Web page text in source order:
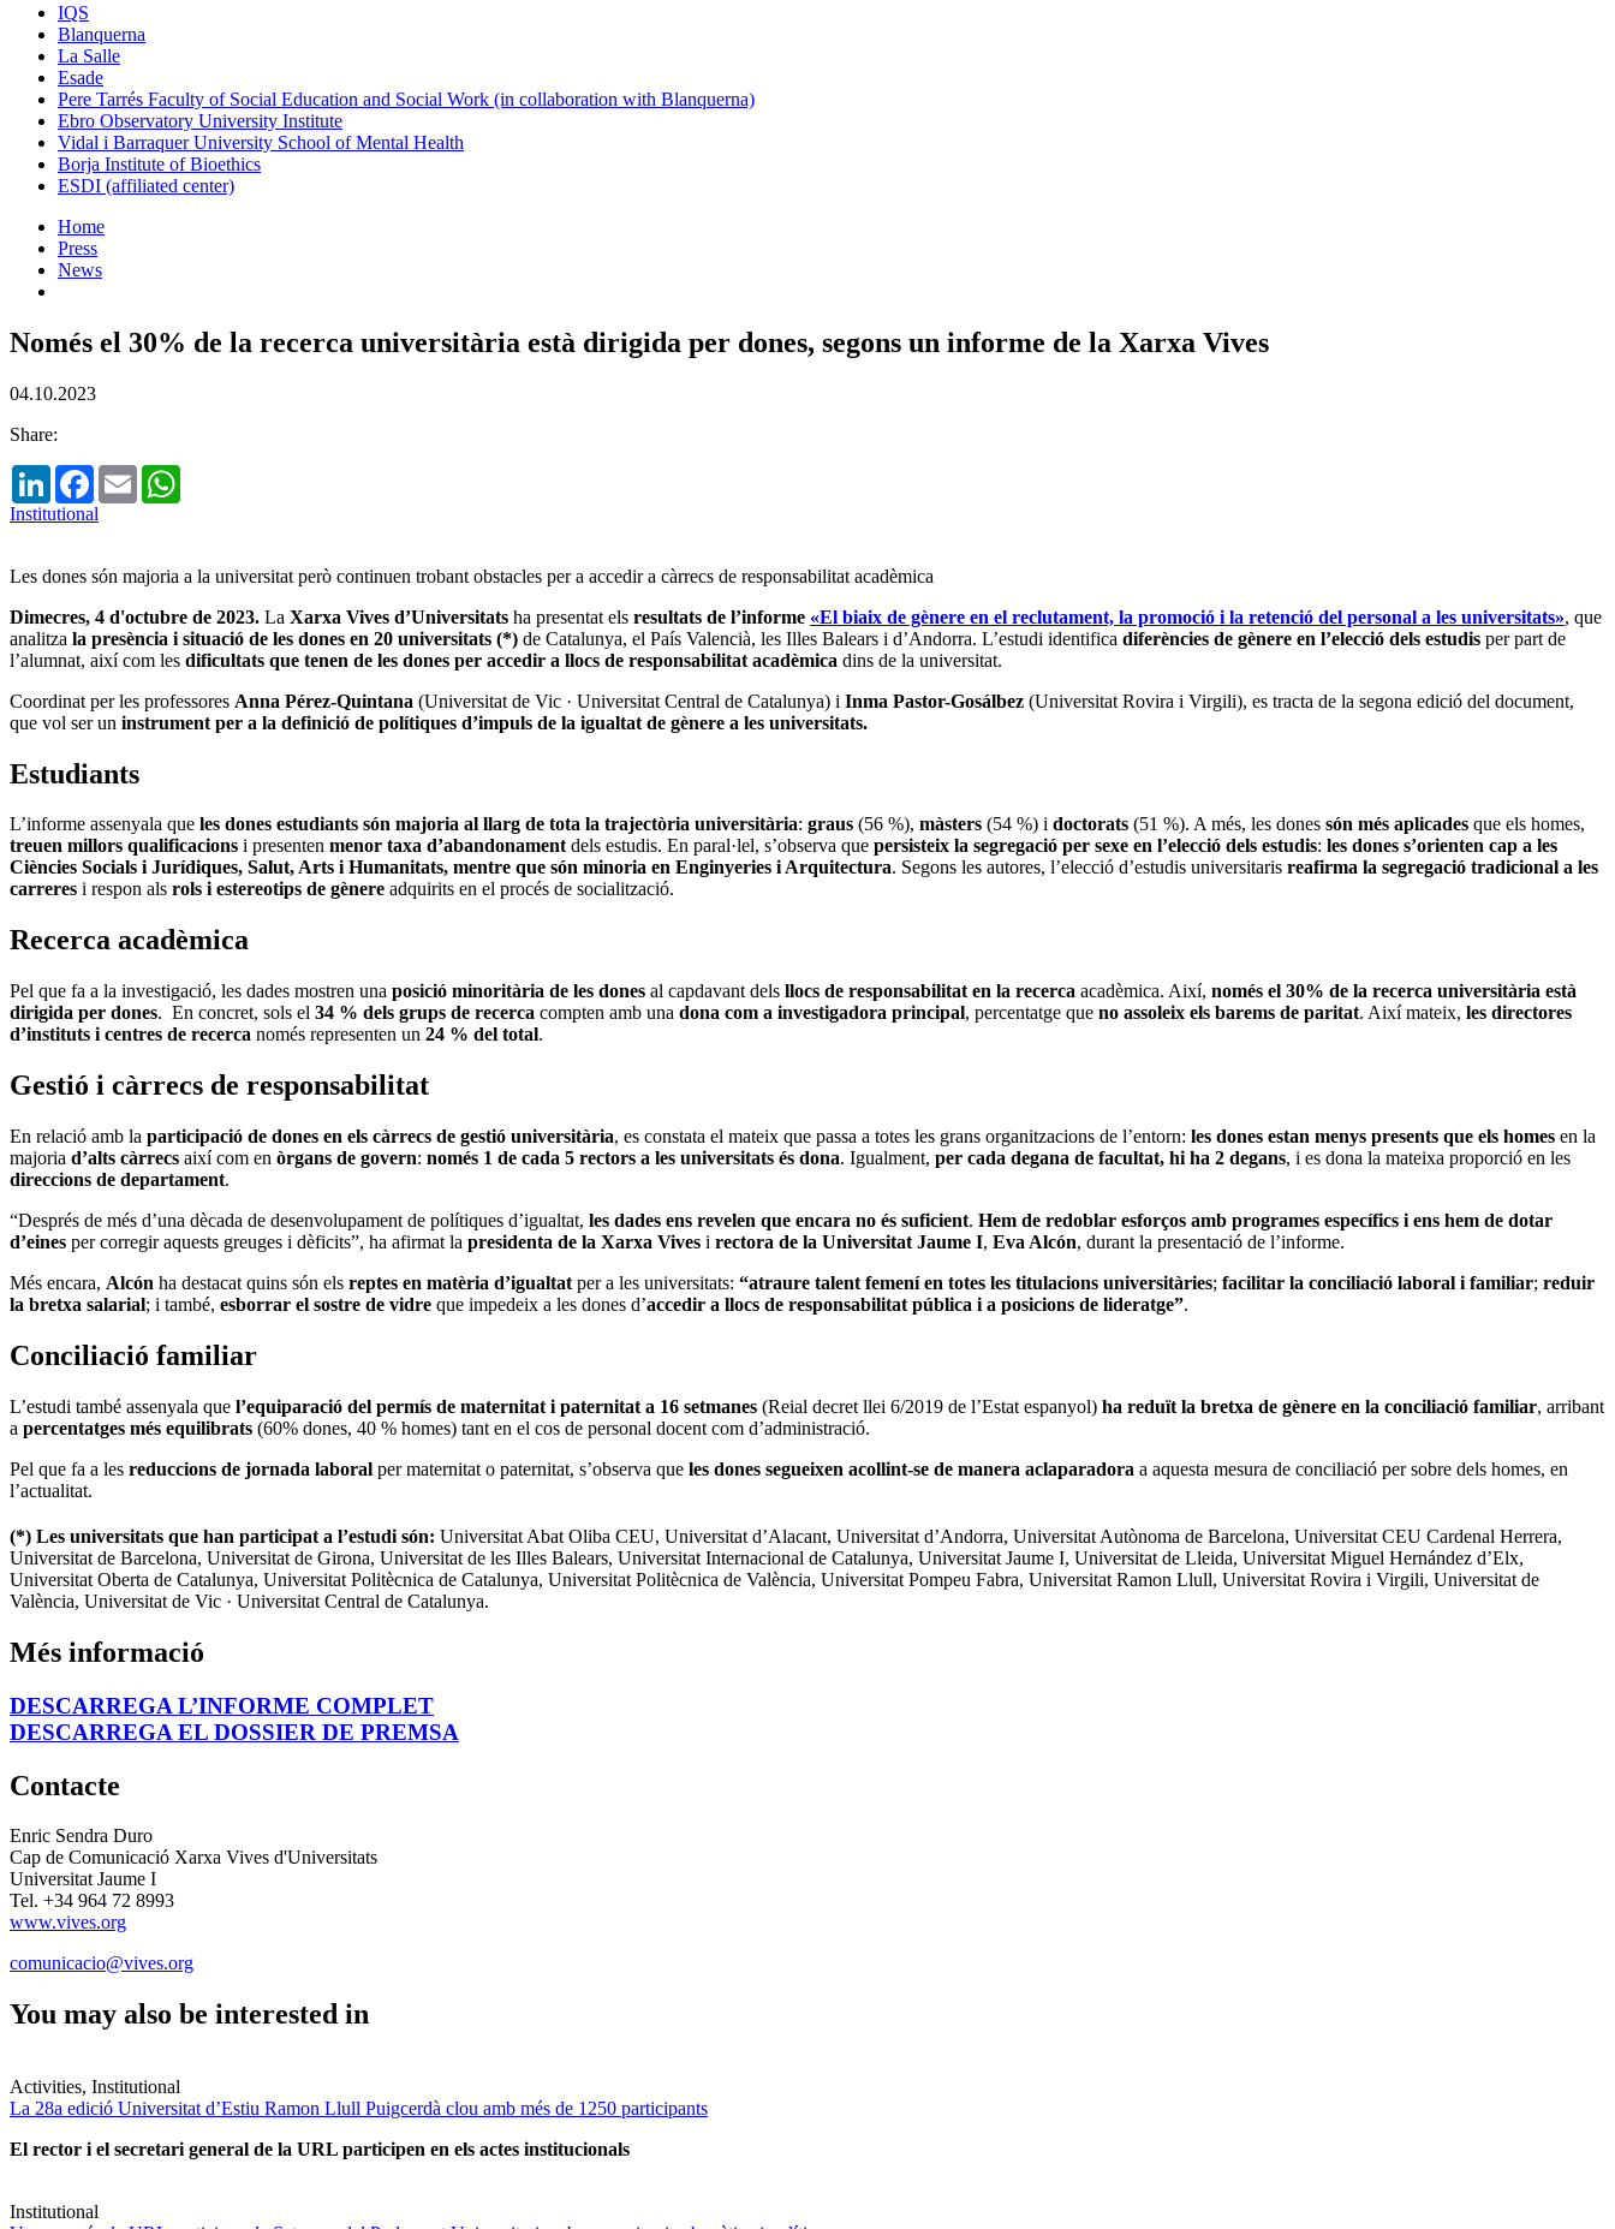
IQS
Blanquerna
La Salle
Esade
Pere Tarrés Faculty of Social Education and Social Work (in collaboration with Blanquerna)
Ebro Observatory University Institute
Vidal i Barraquer University School of Mental Health
Borja Institute of Bioethics
ESDI (affiliated center)
Home
Press
News
Només el 30% de la recerca universitària està dirigida per dones, segons un informe de la Xarxa Vives
04.10.2023
Share:
LinkedInFacebook
Email
Institutional
Les dones són majoria a la universitat però continuen trobant obstacles per a accedir a càrrecs de responsabilitat acadèmica
Dimecres, 4 d'octubre de 2023. La Xarxa Vives d’Universitats ha presentat els resultats de l’informe «El biaix de gènere en el reclutament, la promoció i la retenció del personal a les universitats», que
analitza la presència i situació de les dones en 20 universitats (*) de Catalunya, el País Valencià, les Illes Balears i d’Andorra. L’estudi identifica diferències de gènere en l’elecció dels estudis per part de
l’alumnat, així com les dificultats que tenen de les dones per accedir a llocs de responsabilitat acadèmica dins de la universitat.
Coordinat per les professores Anna Pérez-Quintana (Universitat de Vic · Universitat Central de Catalunya) i Inma Pastor-Gosálbez (Universitat Rovira i Virgili), es tracta de la segona edició del document,
que vol ser un instrument per a la definició de polítiques d’impuls de la igualtat de gènere a les universitats.
Estudiants
L’informe assenyala que les dones estudiants són majoria al llarg de tota la trajectòria universitària: graus (56 %), màsters (54 %) i doctorats (51 %). A més, les dones són més aplicades que els homes,
treuen millors qualificacions i presenten menor taxa d’abandonamentdels estudis. En paral·lel, s’observa que persisteix la segregació per sexe en l’elecció dels estudis: les dones s’orienten cap a les
Ciències Socials i Jurídiques, Salut, Arts i Humanitats, mentre que són minoria en Enginyeries i Arquitectura. Segons les autores, l’elecció d’estudis universitaris reafirma la segregació tradicional a les
carreres i respon als rols i estereotips de gènere adquirits en el procés de socialització.
Recerca acadèmica
Pel que fa a la investigació, les dades mostren una posició minoritària de les dones al capdavant dels llocs de responsabilitat en la recerca acadèmica. Així, només el 30% de la recerca universitària està
dirigida per dones. En concret, sols el 34 % dels grups de recerca compten amb una dona com a investigadora principal, percentatge que no assoleix els barems de paritat. Així mateix, les directores
d’instituts i centres de recerca només representen un 24 % del total.
Gestió i càrrecs de responsabilitat
En relació amb la participació de dones en els càrrecs de gestió universitària, es constata el mateix que passa a totes les grans organitzacions de l’entorn: les dones estan menys presents que els homes en la
majoria d’alts càrrecs així com en òrgans de govern: només 1 de cada 5 rectors a les universitats és dona. Igualment, per cada degana de facultat, hi ha 2 degans, i es dona la mateixa proporció en les
direccions de departament.
“Després de més d’una dècada de desenvolupament de polítiques d’igualtat, les dades ens revelen que encara no és suficient. Hem de redoblar esforços amb programes específics i ens hem de dotar
d’eines per corregir aquests greuges i dèficits”, ha afirmat la presidenta de la Xarxa Vives i rectora de la Universitat Jaume I, Eva Alcón, durant la presentació de l’informe.
Més encara, Alcón ha destacat quins són els reptes en matèria d’igualtat per a les universitats: “atraure talent femení en totes les titulacions universitàries; facilitar la conciliació laboral i familiar; reduir
la bretxa salarial; i també, esborrar el sostre de vidre que impedeix a les dones d’accedir a llocs de responsabilitat pública i a posicions de lideratge”.
Conciliació familiar
L’estudi també assenyala que l’equiparació del permís de maternitat i paternitat a 16 setmanes (Reial decret llei 6/2019 de l’Estat espanyol) ha reduït la bretxa de gènere en la conciliació familiar, arribant
a percentatges més equilibrats (60% dones, 40 % homes) tant en el cos de personal docent com d’administració.
Pel que fa a les reduccions de jornada laboral per maternitat o paternitat, s’observa que les dones segueixen acollint-se de manera aclaparadora a aquesta mesura de conciliació per sobre dels homes, en
l’actualitat.
(*) Les universitats que han participat a l’estudi són: Universitat Abat Oliba CEU, Universitat d’Alacant, Universitat d’Andorra, Universitat Autònoma de Barcelona, Universitat CEU Cardenal Herrera,
Universitat de Barcelona, Universitat de Girona, Universitat de les Illes Balears, Universitat Internacional de Catalunya, Universitat Jaume I, Universitat de Lleida, Universitat Miguel Hernández d’Elx,
Universitat Oberta de Catalunya, Universitat Politècnica de Catalunya, Universitat Politècnica de València, Universitat Pompeu Fabra, Universitat Ramon Llull, Universitat Rovira i Virgili, Universitat de
València, Universitat de Vic · Universitat Central de Catalunya.
Més informació
DESCARREGA L’INFORME COMPLET
DESCARREGA EL DOSSIER DE PREMSA
Contacte
Enric Sendra Duro
Cap de Comunicació Xarxa Vives d'Universitats
Universitat Jaume I
Tel. +34 964 72 8993
www.vives.org
comunicacio@vives.org
You may also be interested in
Activities, Institutional
La 28a edició Universitat d’Estiu Ramon Llull Puigcerdà clou amb més de 1250 participants
El rector i el secretari general de la URL participen en els actes institucionals
Institutional